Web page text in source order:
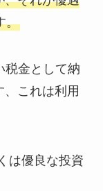
。
税金として納
これは利用
は優良な投資